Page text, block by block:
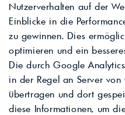
Nutzerverhalten auf der
Einblicke in die
zu gewinnen. Dies
optimieren und ein
Die durch Google
in der Regel an Server
übertragen und dort
diese Informationen, um